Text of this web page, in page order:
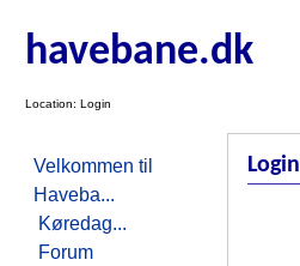
havebane.dk
Location: Login
Velkommen til
Haveba...
Køredag...
Forum
Login